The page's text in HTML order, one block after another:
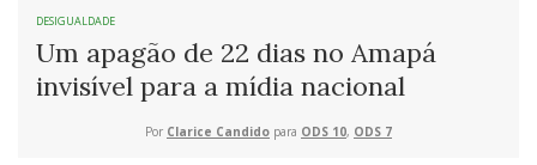
DESIGUALDADE
Um apagão de 22 dias no Amapá
invisível para a mídia nacional
Por Clarice Candido para ODS 10, ODS 7